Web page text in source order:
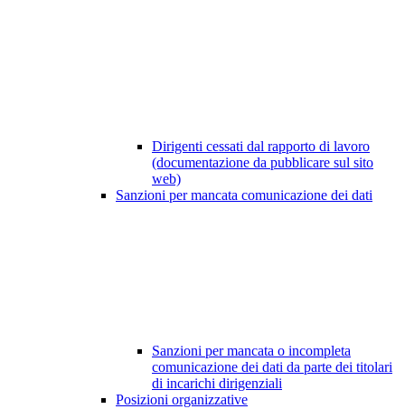
Dirigenti cessati dal rapporto di lavoro
(documentazione da pubblicare sul sito
web)
Sanzioni per mancata comunicazione dei dati
Sanzioni per mancata o incompleta
comunicazione dei dati da parte dei titolari
di incarichi dirigenziali
Posizioni organizzative